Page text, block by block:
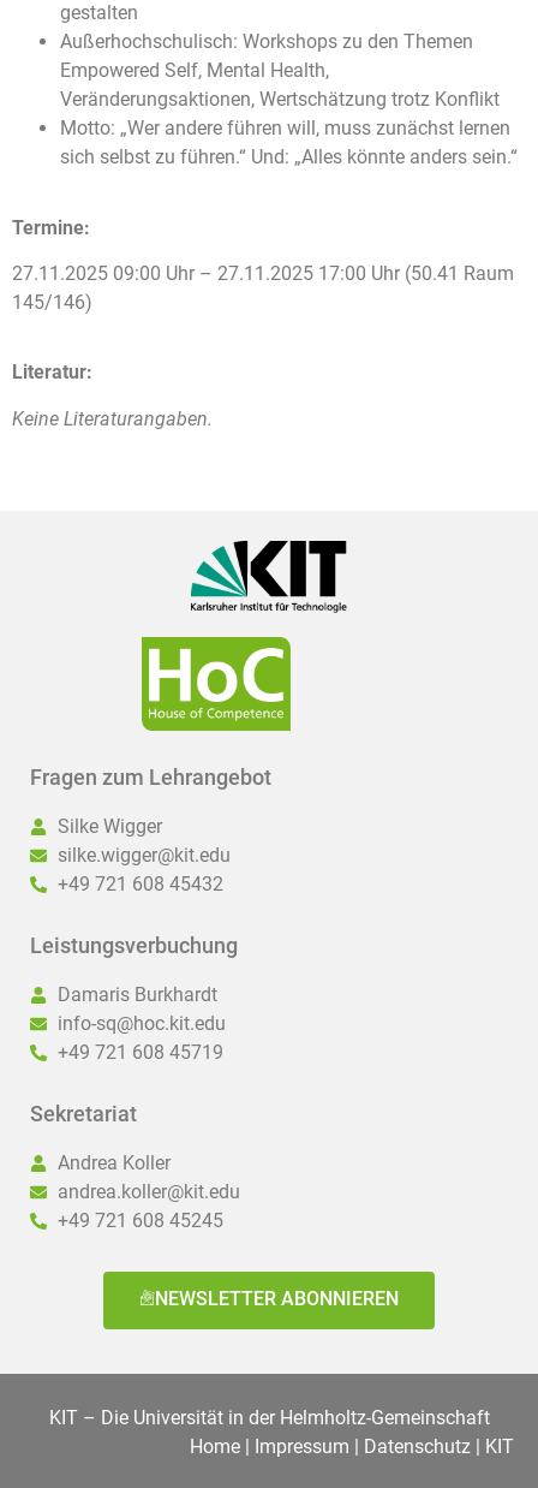
gestalten
Außerhochschulisch: Workshops zu den Themen
Empowered Self, Mental Health,
Veränderungsaktionen, Wertschätzung trotz Konflikt
Motto: „Wer andere führen will, muss zunächst lernen
sich selbst zu führen.“ Und: „Alles könnte anders sein.“
Termine:
27.11.2025 09:00 Uhr – 27.11.2025 17:00 Uhr (50.41 Raum
145/146)
Literatur:
Keine Literaturangaben.
Fragen zum Lehrangebot
Silke Wigger
silke.wigger@kit.edu
+49 721 608 45432
Leistungsverbuchung
Damaris Burkhardt
info-sq@hoc.kit.edu
+49 721 608 45719
Sekretariat
Andrea Koller
andrea.koller@kit.edu
+49 721 608 45245
NEWSLETTER ABONNIEREN
KIT – Die Universität in der Helmholtz-Gemeinschaft
Home | Impressum | Datenschutz | KIT